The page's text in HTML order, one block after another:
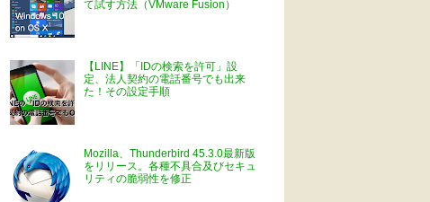
て試す方法（VMware Fusion）
【LINE】「IDの検索を許可」設
定、法人契約の電話番号でも出来
た！その設定手順
Mozilla、Thunderbird 45.3.0最新版
をリリース。各種不具合及びセキュ
リティの脆弱性を修正